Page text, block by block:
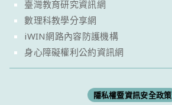
臺灣教育研究資訊網
數理科教學分享網
iWIN網路內容防護機構
身心障礙權利公約資訊網
隱私權暨資訊安全政策